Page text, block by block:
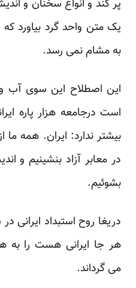
پر کند و انواع سخنان و
‏یک متن واحد گرد بیاورد
به مشام نمی رسد.‏
این اصطلاح این سوی آب
است درجامعه هزار پاره
بیشتر ‏ندارد: ایران. همه ما
در معابر آزاد بنشینیم و
بشوئیم.‏
دریغا روح استبداد ایرانی
هر جا ایرانی هست را به
‏می گرداند.‏